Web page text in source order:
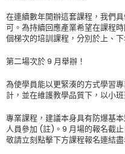
在連續數年開辦這套課程，我們
可。為持續回應產業希望在課程
個梯次的培訓課程，分別於上、
第二場次於 9 月舉辦！
為使學員能以更緊湊的方式學習
計，並在維護教學品質下，以小
專業課程，建議本身具有防爆基
人員參加 (註)。9 月場的報名截
敬請立刻點擊下方課程報名連結盡